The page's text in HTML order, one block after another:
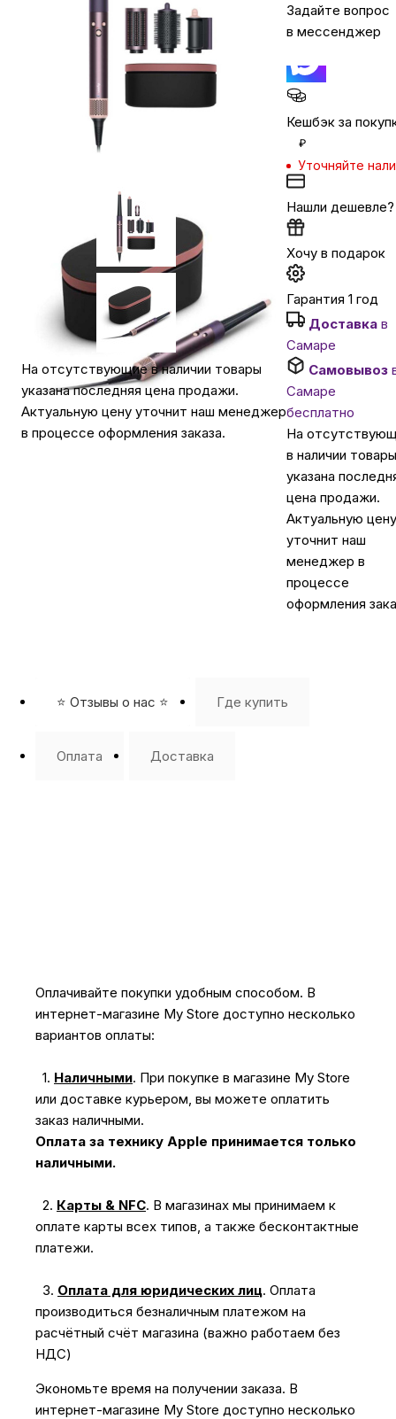
Для домашних питомцев
Автомобильные аксессуары
Сервисный центр Apple в Самаре
Подарочные сертификаты
На отсутствующие в наличии товары
указана последняя цена продажи.
Актуальную цену уточнит наш менеджер
в процессе оформления заказа.
Задайте вопрос
в мессенджер
Кешбэк за
₽
Уточняйте
Нашли дешевле?
Хочу в подарок
Гарантия 1 год
Доставка в
Самаре
Самовывоз
Самаре
бесплатно
На
в наличии товары
указана
цена продажи.
Актуальную цену
уточнит наш
менеджер в
процессе
оформления
⭐️ Отзывы о нас ⭐️ Где купить
Оплата Доставка
Оплачивайте покупки удобным способом. В
интернет-магазине My Store доступно несколько
вариантов оплаты:
1. Наличными. При покупке в магазине My Store
или доставке курьером, вы можете оплатить
заказ наличными.
Оплата за технику Apple принимается только
наличными.
2. Карты & NFC. В магазинах мы принимаем к
оплате карты всех типов, а также бесконтактные
платежи.
3. Оплата для юридических лиц. Оплата
производиться безналичным платежом на
расчётный счёт магазина (важно работаем без
НДС)
Экономьте время на получении заказа. В
интернет-магазине My Store доступно несколько